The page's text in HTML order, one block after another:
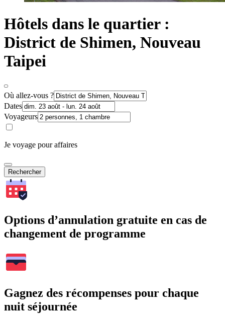
Hôtels dans le quartier :
District de Shimen, Nouveau
Taipei
Où allez-vous ?
Dates
Voyageurs
Je voyage pour affaires
Rechercher
Options d’annulation gratuite en cas de
changement de programme
Gagnez des récompenses pour chaque
nuit séjournée